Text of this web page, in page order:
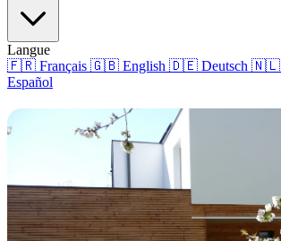
Langue
🇫🇷 Français 🇬🇧 English 🇩🇪 Deutsch 🇳🇱
Español